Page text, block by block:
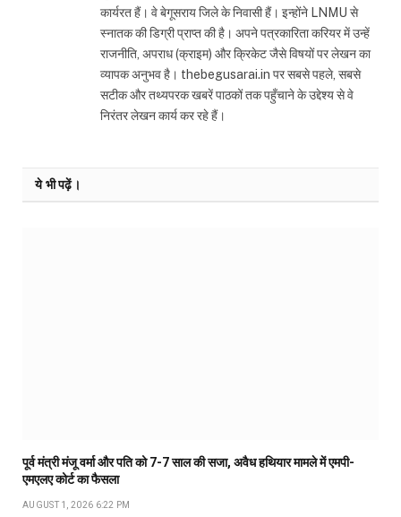
कार्यरत हैं। वे बेगूसराय जिले के निवासी हैं। इन्होंने LNMU से
स्नातक की डिग्री प्राप्त की है। अपने पत्रकारिता करियर में उन्हें
राजनीति, अपराध (क्राइम) और क्रिकेट जैसे विषयों पर लेखन का
व्यापक अनुभव है। thebegusarai.in पर सबसे पहले, सबसे
सटीक और तथ्यपरक खबरें पाठकों तक पहुँचाने के उद्देश्य से वे
निरंतर लेखन कार्य कर रहे हैं।
ये भी पढ़ें।
पूर्व मंत्री मंजू वर्मा और पति को 7-7 साल की सजा, अवैध हथियार मामले में एमपी-
एमएलए कोर्ट का फैसला
AUGUST 1, 2026 6:22 PM